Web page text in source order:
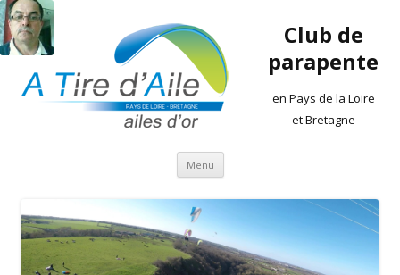
Club de
parapente
en Pays de la Loire
et Bretagne
Menu Aller
contenu